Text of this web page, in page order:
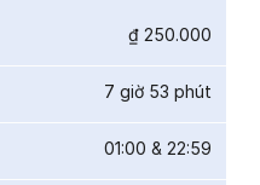
₫ 250.000
7 giờ 53 phút
01:00 & 22:59